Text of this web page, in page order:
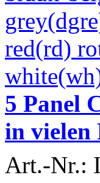
5 Panel
in vielen
Art.-Nr.: